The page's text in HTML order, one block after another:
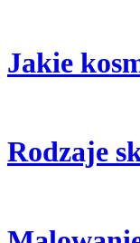
Jakie
Rodzaje